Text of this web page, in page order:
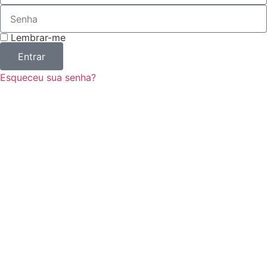
Lembrar-me
Entrar
Esqueceu sua senha?